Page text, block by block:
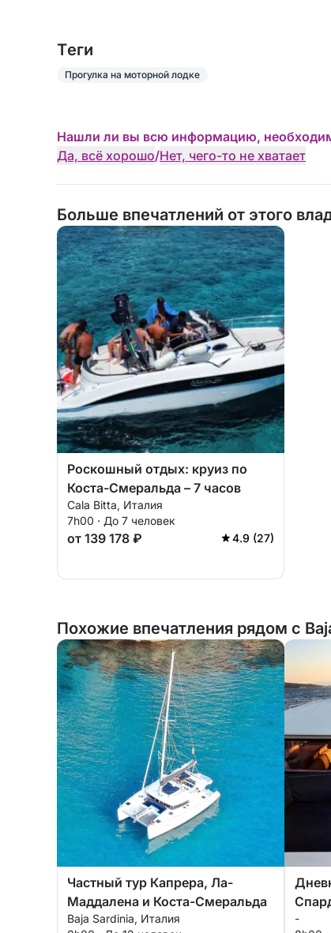
Tеги
Прогулка на моторной лодке
Нашли ли вы всю информацию,
Да, всё хорошо/Нет, чего-то не хватает
Больше впечатлений от этого
Роскошный отдых: круиз по
Коста-Смеральда – 7 часов
Cala Bitta, Италия
7h00 · До 7 человек
от 139 178 ₽ 4.9 (27)
Похожие впечатления рядом с
Частный тур Капрера, Ла-
Маддалена и Коста-Смеральда
Baja Sardinia, Италия
-